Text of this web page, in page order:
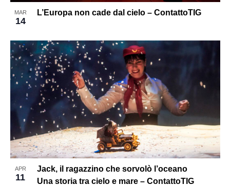
MAR
14
L’Europa non cade dal cielo – ContattoTIG
APR
11
Jack, il ragazzino che sorvolò l’oceano
Una storia tra cielo e mare – ContattoTIG